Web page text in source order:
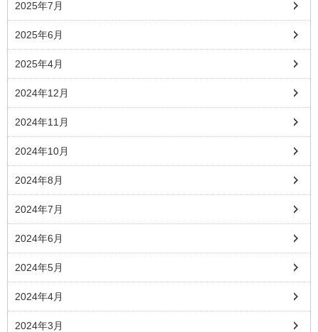
2025年7月
2025年6月
2025年4月
2024年12月
2024年11月
2024年10月
2024年8月
2024年7月
2024年6月
2024年5月
2024年4月
2024年3月